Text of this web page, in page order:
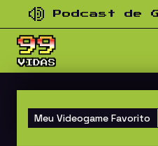
Pular para o conteúdo
Podcast de
Meu Videogame Favorito